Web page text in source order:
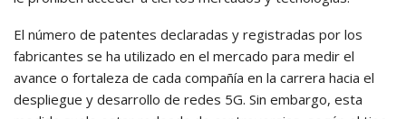
El número de patentes declaradas y registradas por los
fabricantes se ha utilizado en el mercado para medir el
avance o fortaleza de cada compañía en la carrera hacia el
despliegue y desarrollo de redes 5G. Sin embargo, esta